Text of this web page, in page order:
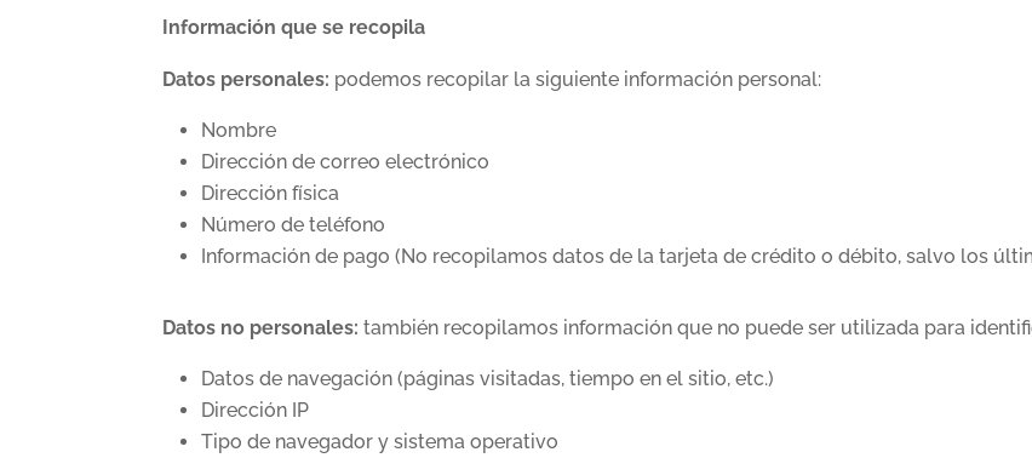
Información que se recopila
Datos personales: podemos recopilar la siguiente información personal:
Nombre
Dirección de correo electrónico
Dirección física
Número de teléfono
Información de pago (No recopilamos datos de la tarjeta de crédito o débito, salvo los
Datos no personales: también recopilamos información que no puede ser utilizada para
Datos de navegación (páginas visitadas, tiempo en el sitio, etc.)
Dirección IP
Tipo de navegador y sistema operativo